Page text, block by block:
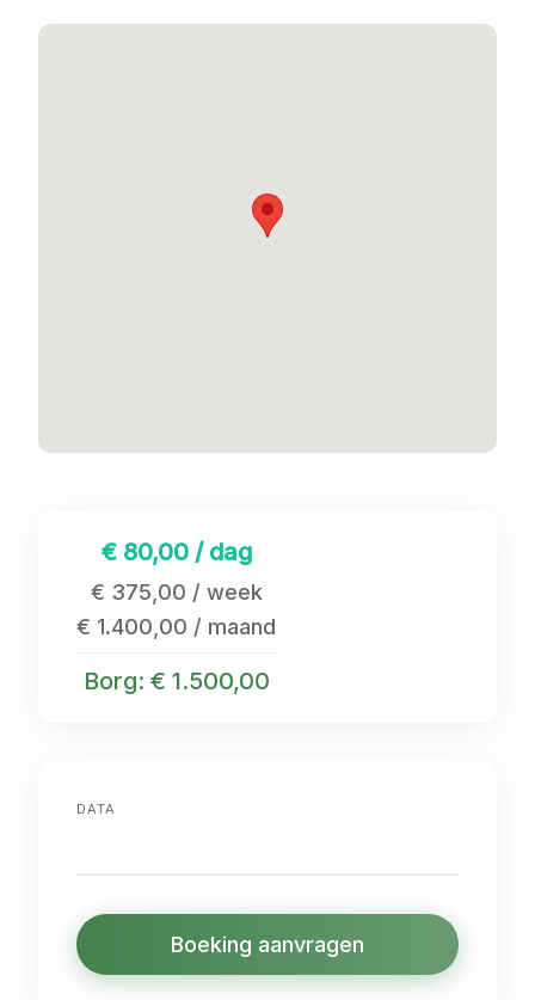
€ 80,00 / dag
€ 375,00 / week
€ 1.400,00 / maand
Borg: € 1.500,00
DATA
Boeking aanvragen